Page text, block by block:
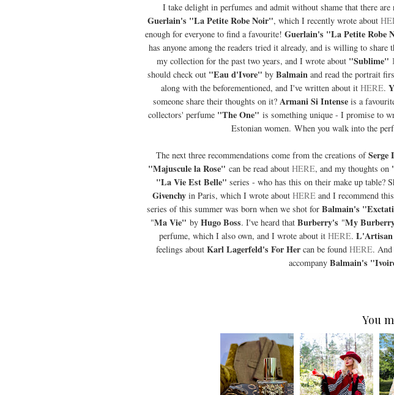
I take delight in perfumes and admit without shame that there
Guerlain's "La Petite Robe Noir", which I recently wrote about
enough for everyone to find a favourite! Guerlain's "La Petite Robe
has anyone among the readers tried it already, and is willing to share
my collection for the past two years, and I wrote about "Sublime"
should check out "Eau d'Ivore" by Balmainand read the portrait
along with the beforementioned, and I've written about it HERE.
someone share their thoughts on it? Armani Si Intense is a
collectors' perfume "The One" is something unique - I promise to
Estonian women. When you walk into the
The next three recommendations come from the creations ofSerge
"Majuscule la Rose" can be read about HERE, and my thoughts on
"La Vie Est Belle" series - who has this on their make up table?
Givenchy in Paris, which I wrote about HERE and I recommend
series of this summer was born when we shot for Balmain's
"Ma Vie" by Hugo Boss. I've heard that Burberry's "My
perfume, which I also own, and I wrote about it HERE. L'Artisan
feelings about Karl Lagerfeld's For Hercan be found HERE. And
accompany Balmain's
You